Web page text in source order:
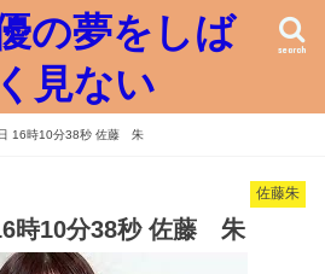
の夢をしば
見ない
search
16時10分38秒 佐藤 朱
佐藤朱
時10分38秒 佐藤 朱